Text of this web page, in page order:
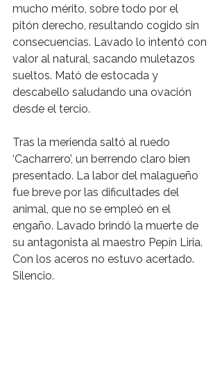
mucho mérito, sobre todo por el
pitón derecho, resultando cogido sin
consecuencias. Lavado lo intentó con
valor al natural, sacando muletazos
sueltos. Mató de estocada y
descabello saludando una ovación
desde el tercio.
Tras la merienda saltó al ruedo
‘Cacharrero’, un berrendo claro bien
presentado. La labor del malagueño
fue breve por las dificultades del
animal, que no se empleó en el
engaño. Lavado brindó la muerte de
su antagonista al maestro Pepín Liria.
Con los aceros no estuvo acertado.
Silencio.